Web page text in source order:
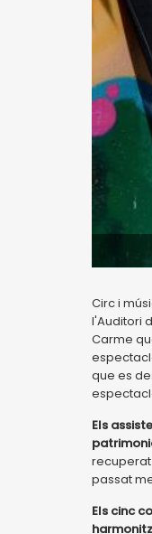
Circ i
l'Auditori
Carme
que es
Els
passat
Els cinc